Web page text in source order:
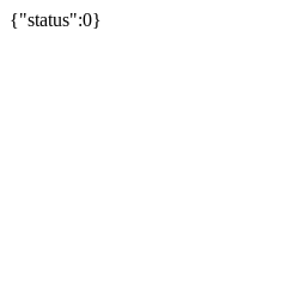
{"status":0}